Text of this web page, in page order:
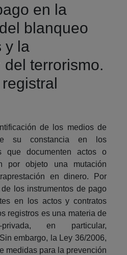
en la
blanqueo
y la
terrorismo.
de los medios de
su constancia en los
que documenten actos o
por objeto una mutación
en dinero. Por
los instrumentos de pago
en los actos y contratos
registros es una materia de
privada, en particular,
embargo, la Ley 36/2006,
medidas para la prevención